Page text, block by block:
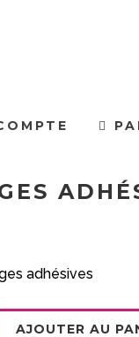
adhésives
AJOUTER AU